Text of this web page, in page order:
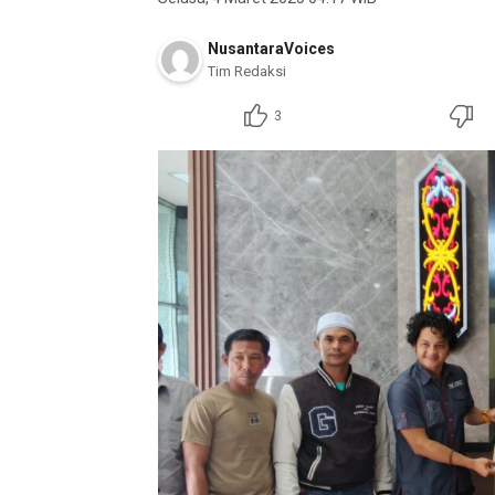
NusantaraVoices
Tim Redaksi
3